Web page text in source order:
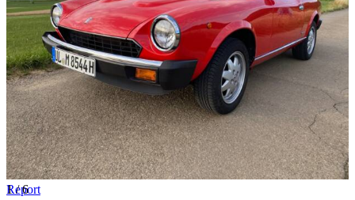
1/6
Report